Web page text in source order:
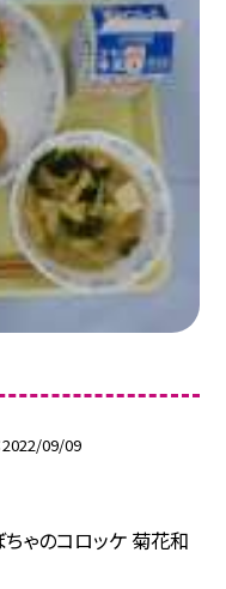
2022/09/09
ゃのコロッケ 菊花和